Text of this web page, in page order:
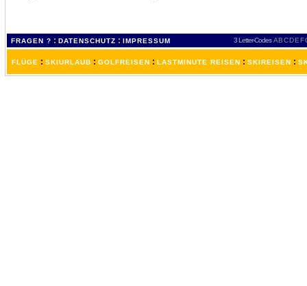
FRAGEN ? : DATENSCHUTZ : IMPRESSUM 3 Letter-Codes ABCDEF
FLÜGE : SKIURLAUB : GOLFREISEN : LASTMINUTE REISEN : SKIREISEN :